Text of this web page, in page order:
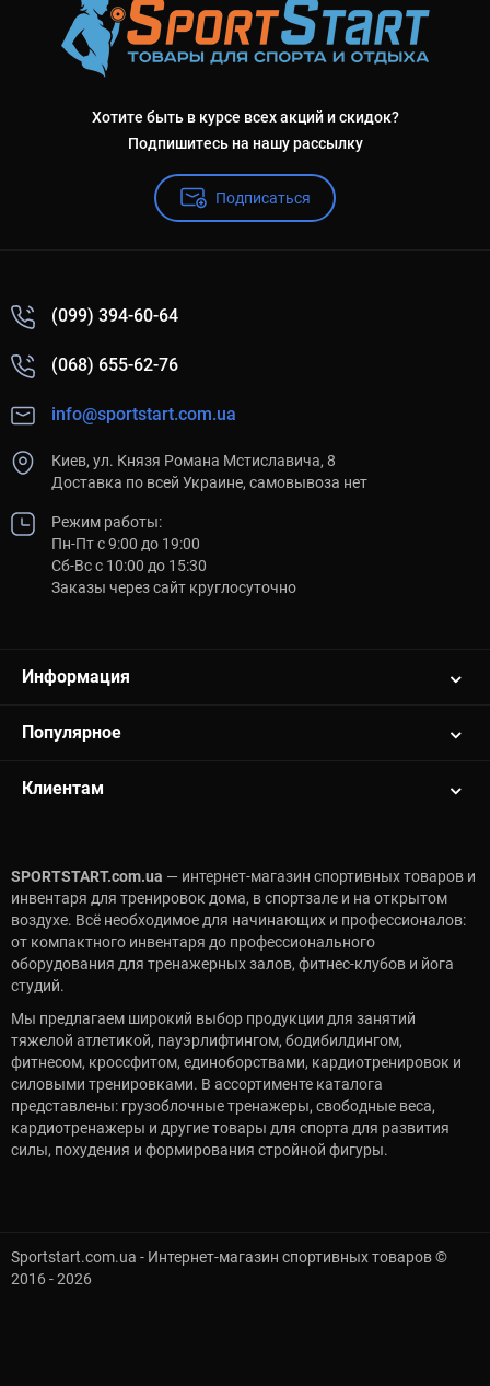
Хотите быть в курсе всех акций и скидок?
Подпишитесь на нашу рассылку
Подписаться
(099) 394-60-64
(068) 655-62-76
info@sportstart.com.ua
Киев, ул. Князя Романа Мстиславича, 8
Доставка по всей Украине, самовывоза нет
Режим работы:
Пн-Пт с 9:00 до 19:00
Сб-Вс с 10:00 до 15:30
Заказы через сайт круглосуточно
Информация
Популярное
Клиентам
SPORTSTART.com.ua — интернет-магазин спортивных товаров и
инвентаря для тренировок дома, в спортзале и на открытом
воздухе. Всё необходимое для начинающих и профессионалов:
от компактного инвентаря до профессионального
оборудования для тренажерных залов, фитнес-клубов и йога
студий.
Мы предлагаем широкий выбор продукции для занятий
тяжелой атлетикой, пауэрлифтингом, бодибилдингом,
фитнесом, кроссфитом, единоборствами, кардиотренировок и
силовыми тренировками. В ассортименте каталога
представлены: грузоблочные тренажеры, свободные веса,
кардиотренажеры и другие товары для спорта для развития
силы, похудения и формирования стройной фигуры.
Sportstart.com.ua - Интернет-магазин спортивных товаров ©
2016 - 2026